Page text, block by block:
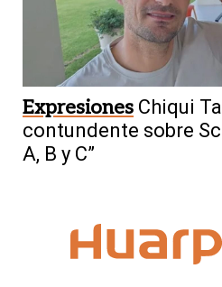
Expresiones Chiqui
contundente sobre
A, B y C”